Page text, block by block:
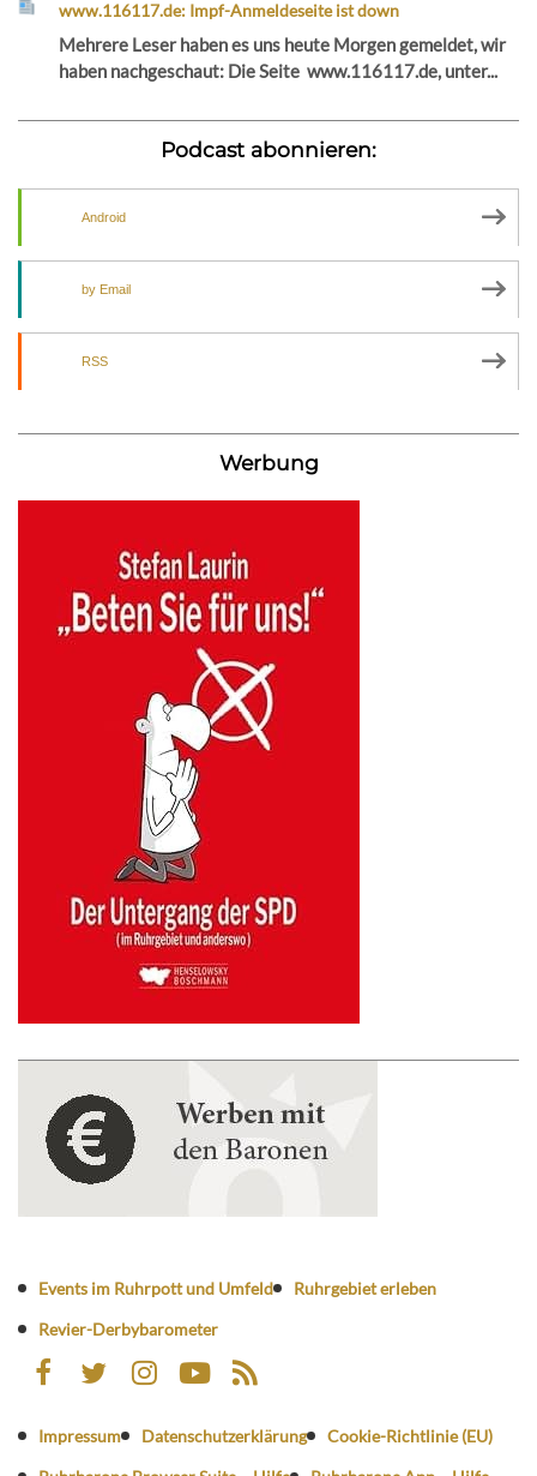
www.116117.de: Impf-Anmeldeseite ist down
Mehrere Leser haben es uns heute Morgen gemeldet, wir
haben nachgeschaut: Die Seite www.116117.de, unter...
Podcast abonnieren:
Android
by Email
RSS
Werbung
Events im Ruhrpott und Umfeld
Ruhrgebiet erleben
Revier-Derbybarometer
Impressum Datenschutzerklärung
Cookie-Richtlinie (EU)